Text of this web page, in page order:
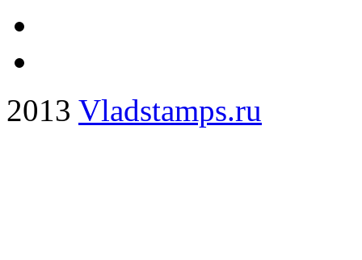
2013 Vladstamps.ru